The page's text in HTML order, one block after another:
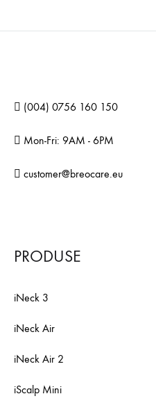
(004) 0756 160 150
Mon-Fri: 9AM - 6PM
customer@breocare.eu
PRODUSE
iNeck 3
iNeck Air
iNeck Air 2
iScalp Mini